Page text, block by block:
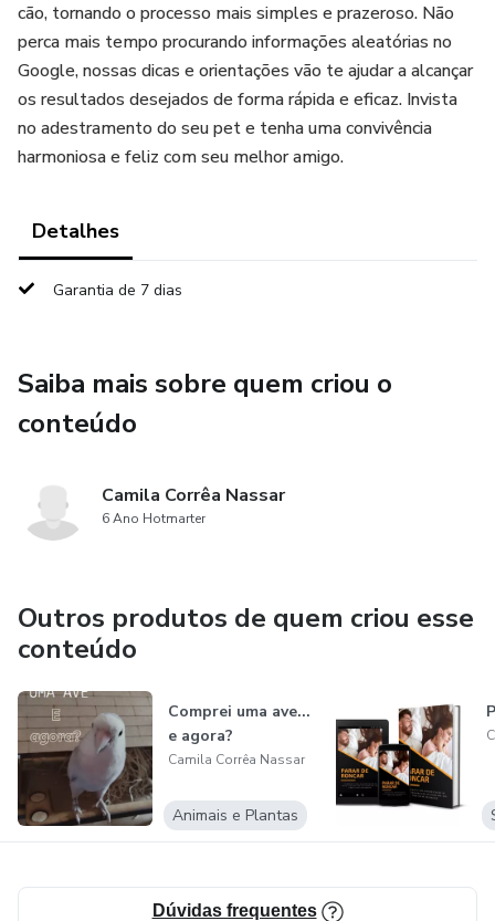
cão, tornando o processo mais simples e prazeroso. Não
perca mais tempo procurando informações aleatórias no
Google, nossas dicas e orientações vão te ajudar a alcançar
os resultados desejados de forma rápida e eficaz. Invista
no adestramento do seu pet e tenha uma convivência
harmoniosa e feliz com seu melhor amigo.
Detalhes
Garantia de 7 dias
Saiba mais sobre quem criou o
conteúdo
Camila Corrêa Nassar
6 Ano Hotmarter
Outros produtos de quem criou esse
conteúdo
Comprei uma ave...
e agora?
Camila Corrêa Nassar
Animais e Plantas
Dúvidas frequentes